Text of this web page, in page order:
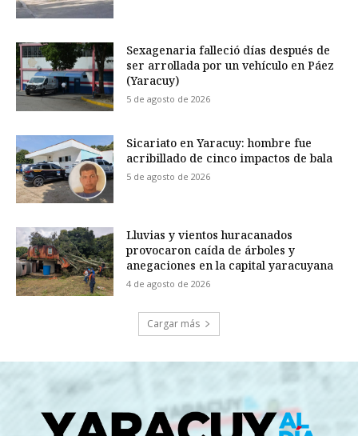
Sexagenaria falleció días después de
ser arrollada por un vehículo en Páez
(Yaracuy)
5 de agosto de 2026
Sicariato en Yaracuy: hombre fue
acribillado de cinco impactos de bala
5 de agosto de 2026
Lluvias y vientos huracanados
provocaron caída de árboles y
anegaciones en la capital yaracuyana
4 de agosto de 2026
Cargar más